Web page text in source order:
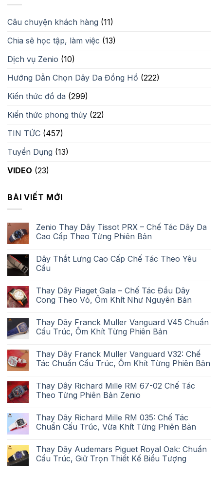
Câu chuyện khách hàng (11)
Chia sẽ học tập, làm việc (13)
Dịch vụ Zenio (10)
Hướng Dẫn Chọn Dây Da Đồng Hồ (222)
Kiến thức đồ da (299)
Kiến thức phong thủy (22)
TIN TỨC (457)
Tuyển Dụng (13)
VIDEO (23)
BÀI VIẾT MỚI
Zenio Thay Dây Tissot PRX – Chế Tác Dây Da
Cao Cấp Theo Từng Phiên Bản
Dây Thắt Lưng Cao Cấp Chế Tác Theo Yêu
Cầu
Thay Dây Piaget Gala – Chế Tác Đầu Dây
Cong Theo Vỏ, Ôm Khít Như Nguyên Bản
Thay Dây Franck Muller Vanguard V45 Chuẩn
Cấu Trúc, Ôm Khít Từng Phiên Bản
Thay Dây Franck Muller Vanguard V32: Chế
Tác Chuẩn Cấu Trúc, Ôm Khít Từng Phiên Bản
Thay Dây Richard Mille RM 67-02 Chế Tác
Theo Từng Phiên Bản Zenio
Thay Dây Richard Mille RM 035: Chế Tác
Chuẩn Cấu Trúc, Vừa Khít Từng Phiên Bản
Thay Dây Audemars Piguet Royal Oak: Chuẩn
Cấu Trúc, Giữ Trọn Thiết Kế Biểu Tượng